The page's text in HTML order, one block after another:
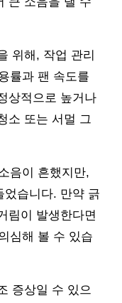
위해, 작업 관리
률과 팬 속도를
상적으로 높거나
소 또는 서멀 그
음이 흔했지만,
었습니다. 만약 긁
림이 발생한다면
심해 볼 수 있습
증상일 수 있으